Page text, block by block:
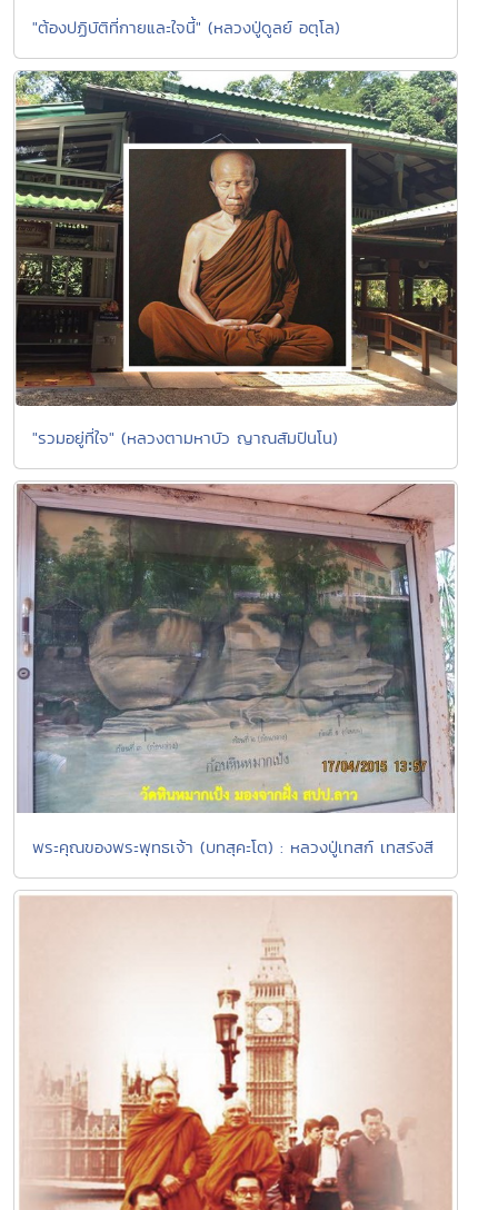
"ต้องปฏิบัติที่กายและใจนี้" (หลวงปู่ดูลย์ อตุโล)
"รวมอยู่ที่ใจ" (หลวงตามหาบัว ญาณสัมปันโน)
พระคุณของพระพุทธเจ้า (บทสุคะโต) : หลวงปู่เทสก์ เทสรังสี